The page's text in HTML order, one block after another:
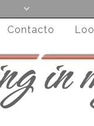
Contacto